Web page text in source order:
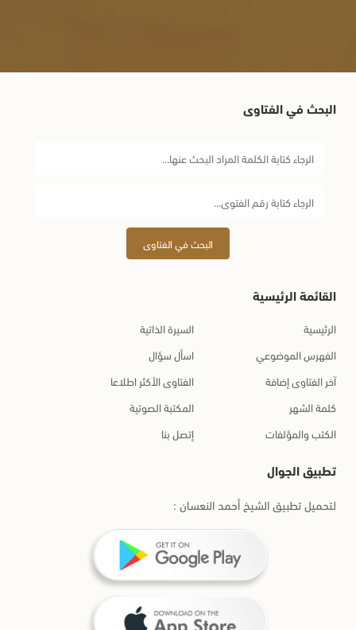
البحث في الفتاوى
البحث في الفتاوى
القائمة الرئيسية
الرئيسية
السيرة الذاتية
الفهرس الموضوعي
اسأل سؤال
آخر الفتاوى إضافة
الفتاوى الأكثر اطلاعا
كلمة الشهر
المكتبة الصوتية
الكتب والمؤلفات
إتصل بنا
تطبيق الجوال
لتحميل تطبيق الشيخ أحمد النعسان :